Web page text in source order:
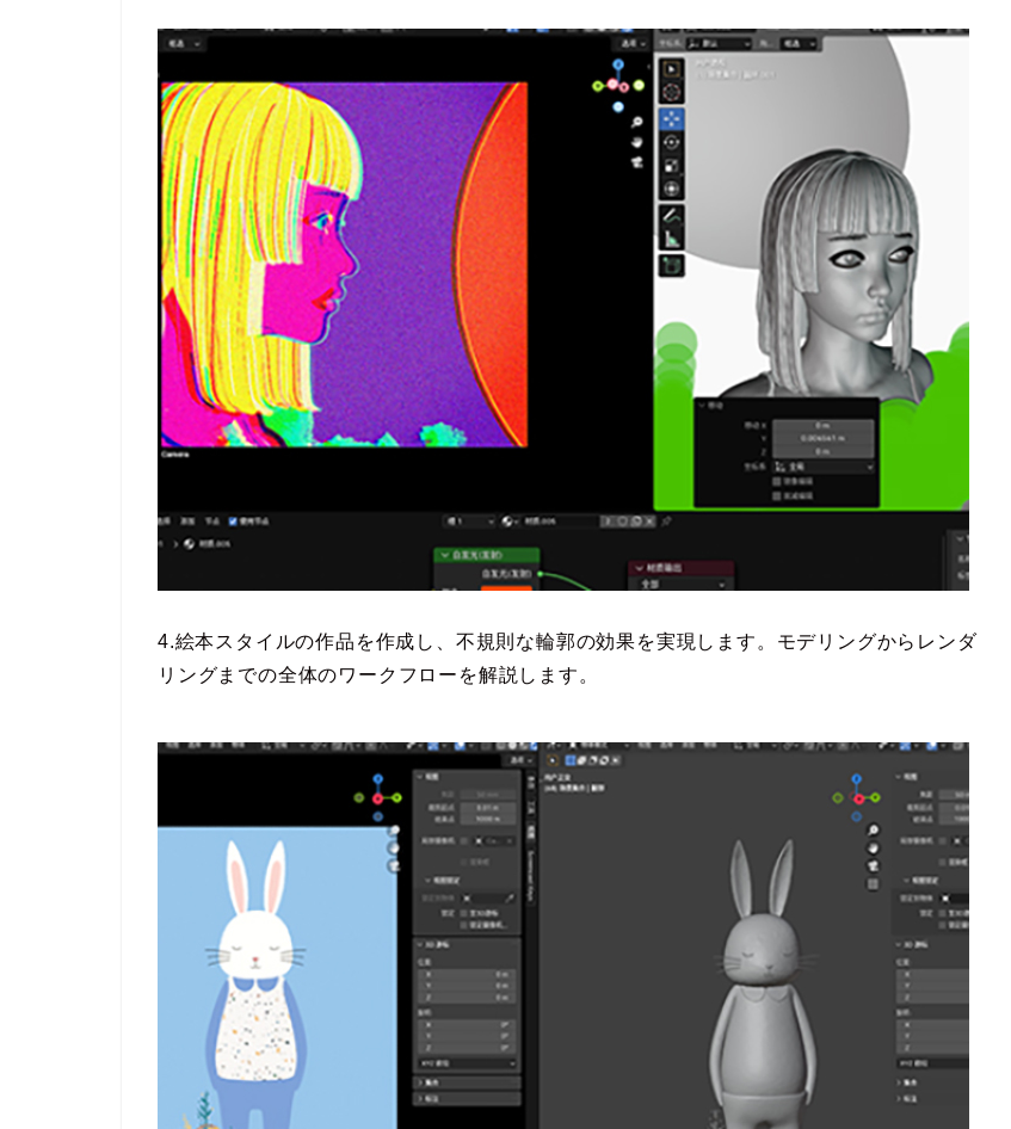
4.絵本スタイルの作品を作成し、不規則な輪郭の効果を実現します。モデリングからレンダ
リングまでの全体のワークフローを解説します。